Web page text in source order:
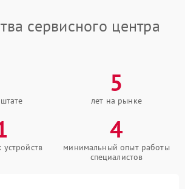
сервисного центра
5
лет на рынке
4
минимальный опыт работы
специалистов